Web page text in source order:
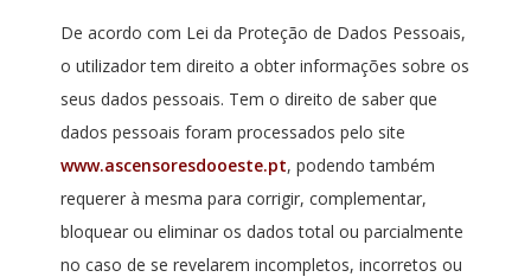
De acordo com Lei da Proteção de Dados Pessoais,
o utilizador tem direito a obter informações sobre os
seus dados pessoais. Tem o direito de saber que
dados pessoais foram processados pelo site
www.ascensoresdooeste.pt, podendo também
requerer à mesma para corrigir, complementar,
bloquear ou eliminar os dados total ou parcialmente
no caso de se revelarem incompletos, incorretos ou